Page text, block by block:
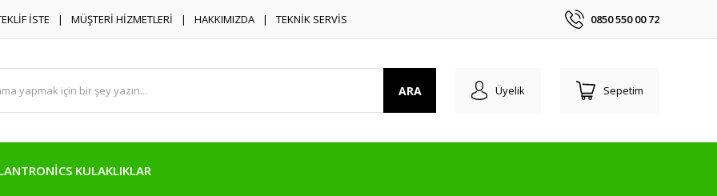
İSTE MÜŞTERİ HİZMETLERİ HAKKIMIZDA TEKNİK SERVİS 0850 550 00 72
ARA Üyelik Sepetim
KULAKLIKLAR